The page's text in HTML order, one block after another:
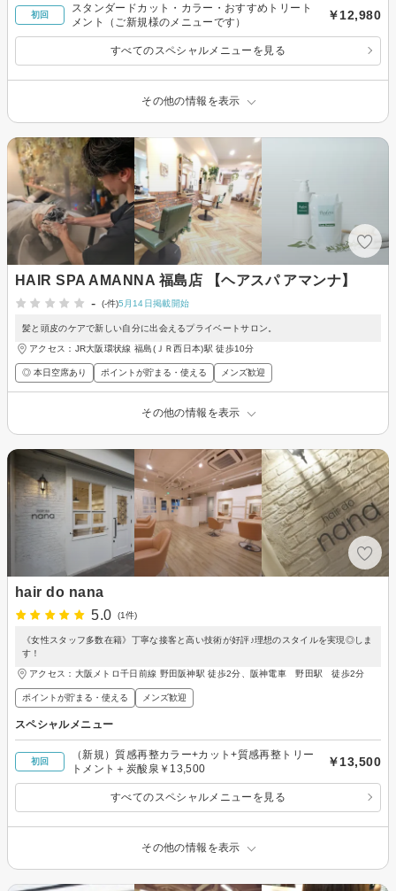
初回
スタンダードカット・カラー・おすすめトリート
メント（ご新規様のメニューです）
￥12,980
すべてのスペシャルメニューを見る
その他の情報を表示
HAIR SPA AMANNA 福島店 【ヘアスパ アマンナ】
-
(-件)5月14日掲載開始
髪と頭皮のケアで新しい自分に出会えるプライベートサロン。
アクセス：JR大阪環状線 福島(ＪＲ西日本)駅 徒歩10分
◎ 本日空席あり ポイントが貯まる・使える メンズ歓迎
その他の情報を表示
hair do nana
5.0
(1件)
《女性スタッフ多数在籍》丁寧な接客と高い技術が好評♪理想のスタイルを実現◎しま
す！
アクセス：大阪メトロ千日前線 野田阪神駅 徒歩2分、阪神電車 野田駅 徒歩2分
ポイントが貯まる・使える メンズ歓迎
スペシャルメニュー
初回
（新規）質感再整カラー+カット+質感再整トリー
トメント＋炭酸泉￥13,500
￥13,500
すべてのスペシャルメニューを見る
その他の情報を表示